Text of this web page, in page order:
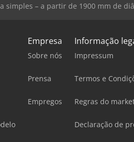
simples – a partir de 1900 mm de
Empresa
Sobre nós
Prensa
Empregos
Informação
Impressum
Termos e
Regras do
Declaração de